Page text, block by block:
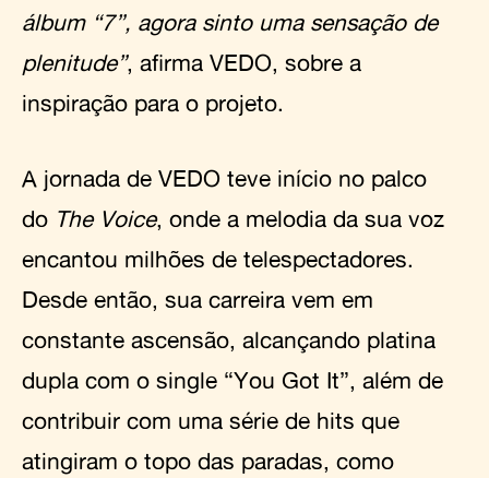
álbum “7”, agora sinto uma sensação de
plenitude”, afirma VEDO, sobre a
inspiração para o projeto.
A jornada de VEDO teve início no palco
do The Voice, onde a melodia da sua voz
encantou milhões de telespectadores.
Desde então, sua carreira vem em
constante ascensão, alcançando platina
dupla com o single “You Got It”, além de
contribuir com uma série de hits que
atingiram o topo das paradas, como